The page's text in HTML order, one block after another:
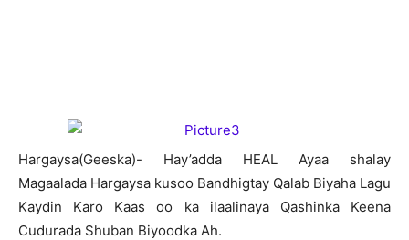
Hargaysa(Geeska)- Hay’adda HEAL Ayaa shalay
Magaalada Hargaysa kusoo Bandhigtay Qalab Biyaha Lagu
Kaydin Karo Kaas oo ka ilaalinaya Qashinka Keena
Cudurada Shuban Biyoodka Ah.